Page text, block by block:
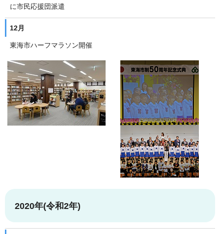
に市民応援団派遣
12月
東海市ハーフマラソン開催
2020年(令和2年)